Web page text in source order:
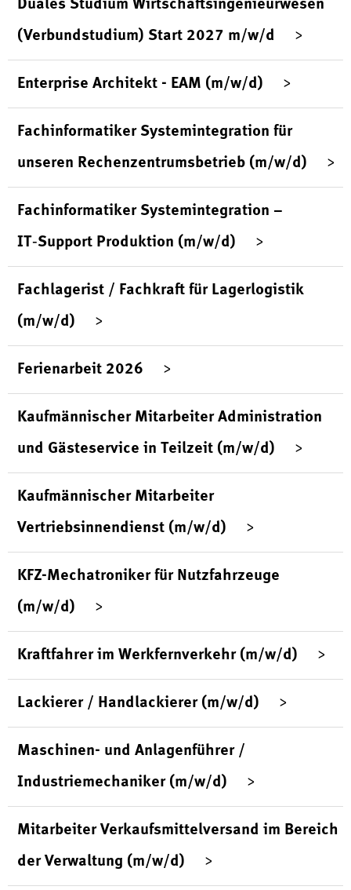
Duales Studium Wirtschaftsingenieurwesen
(Verbundstudium) Start 2027 m/w/d
Enterprise Architekt - EAM (m/w/d)
Fachinformatiker Systemintegration für
unseren Rechenzentrumsbetrieb (m/w/d)
Fachinformatiker Systemintegration –
IT‑Support Produktion (m/w/d)
Fachlagerist / Fachkraft für Lagerlogistik
(m/w/d)
Ferienarbeit 2026
Kaufmännischer Mitarbeiter Administration
und Gästeservice in Teilzeit (m/w/d)
Kaufmännischer Mitarbeiter
Vertriebsinnendienst (m/w/d)
KFZ-Mechatroniker für Nutzfahrzeuge
(m/w/d)
Kraftfahrer im Werkfernverkehr (m/w/d)
Lackierer / Handlackierer (m/w/d)
Maschinen- und Anlagenführer /
Industriemechaniker (m/w/d)
Mitarbeiter Verkaufsmittelversand im Bereich
der Verwaltung (m/w/d)